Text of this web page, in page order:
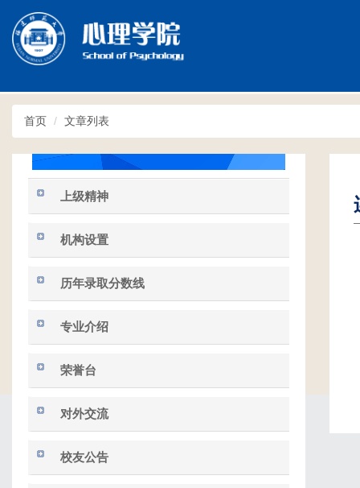
首页 文章列表
上级精神
机构设置
历年录取分数线
专业介绍
荣誉台
对外交流
校友公告